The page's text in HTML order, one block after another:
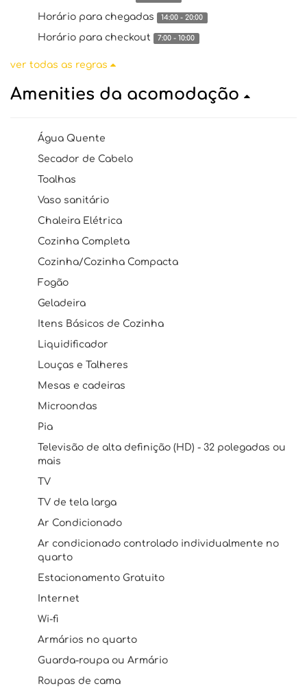
Horário para chegadas 14:00 - 20:00
Horário para checkout 7:00 - 10:00
ver todas as regras
Amenities da acomodação
Água Quente
Secador de Cabelo
Toalhas
Vaso sanitário
Chaleira Elétrica
Cozinha Completa
Cozinha/Cozinha Compacta
Fogão
Geladeira
Itens Básicos de Cozinha
Liquidificador
Louças e Talheres
Mesas e cadeiras
Microondas
Pia
Televisão de alta definição (HD) - 32 polegadas ou
mais
TV
TV de tela larga
Ar Condicionado
Ar condicionado controlado individualmente no
quarto
Estacionamento Gratuito
Internet
Wi-fi
Armários no quarto
Guarda-roupa ou Armário
Roupas de cama